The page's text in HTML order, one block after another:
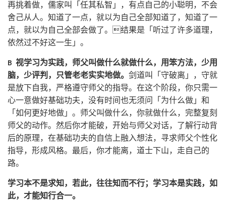
再挑着做，儒家叫「任其私智」，有点自己的小聪明，不会
舍己从人。知道了一点，就以为自己全部知道了，知道了一
点，就以为自己全部会做了。结果是「听过了许多道理，
依然过不好这一生」。
B 视学习为实践，师父叫做什么就做什么，用笨方法，少用
脑，少评判，只管老老实实地做。 剑道叫「守破离」，守就
是放下自我，严格遵守师父的指导。在这个阶段，你只需一
心一意做好基础功夫，没有时间也无须问「为什么做」和
「如何更好地做」。师父叫做什么，你就做什么，完整复刻
师父的动作。然后你才能破，开始与师父对话，了解行动背
后的原理，在基础功夫的自信上融入想法，寻求师父个性化
指导，形成风格。最后，你才能离，道士下山，走自己的
路。
学习本不是求知，若此，往往知而不行；学习本是实践，如
此，才能知行合一。